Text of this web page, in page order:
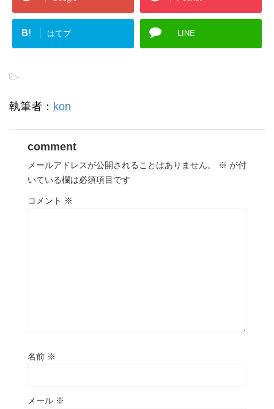
B! はてブ LINE
-
執筆者： kon
comment
メールアドレスが公開されることはありません。 ※ が付
いている欄は必須項目です
コメント ※
名前 ※
メール ※